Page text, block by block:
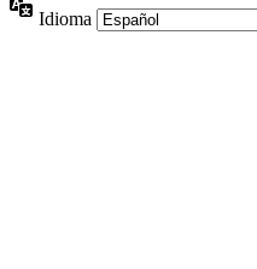
Idioma